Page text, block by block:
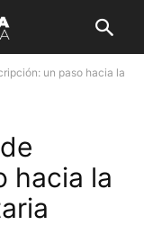
un paso hacia la
hacia la